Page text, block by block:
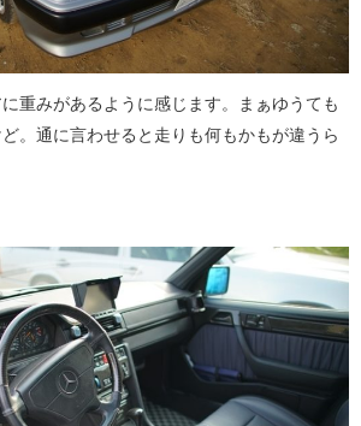
重みがあるように感じます。まぁゆうても
。通に言わせると走りも何もかもが違うら